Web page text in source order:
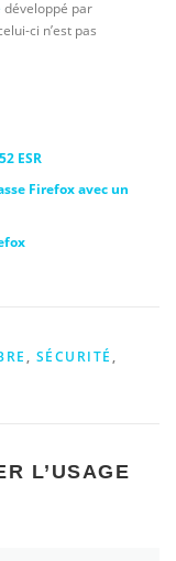
développé par
ci n’est pas
ESR
Firefox avec un
, SÉCURITÉ ,
L’USAGE